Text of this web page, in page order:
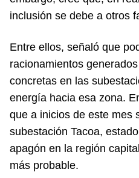
inclusión se debe a otros
Entre ellos, señaló que
racionamientos
concretas en las
energía hacia esa zona.
que a inicios de este mes
subestación Tacoa,
apagón en la región
más probable.